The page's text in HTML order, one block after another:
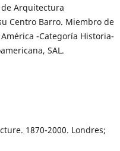
Arquitectura
Centro Barro. Miembro de
-Categoría Historia-
SAL.
1870-2000. Londres;